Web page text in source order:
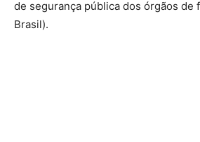
de segurança pública dos órgãos de
Brasil).